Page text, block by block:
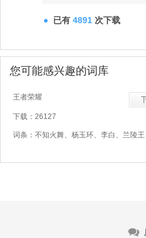
已有 4891 次下载
您可能感兴趣的词库
王者荣耀
下载：26127
词条：不知火舞、杨玉环、李白、兰陵王